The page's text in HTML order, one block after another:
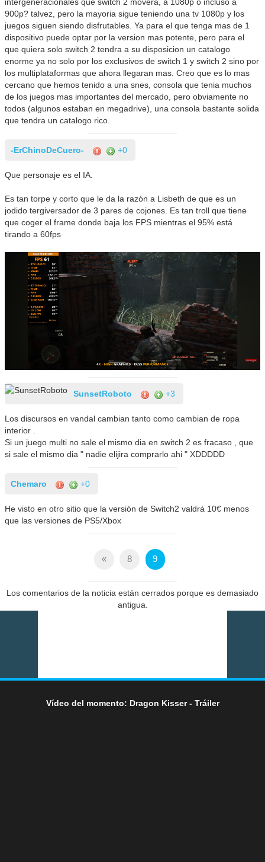
intergeneracionales que switch 2 movera, a 1080p o incluso a
900p? talvez, pero la mayoria sigue teniendo una tv 1080p y los
juegos siguen siendo disfrutables. Ya para el que tenga mas de 1
dispositivo puede optar por la version mas potente, pero para el
que quiera solo switch 2 tendra a su disposicion un catalogo
enorme ya no solo por los exclusivos de switch 1 y switch 2 sino por
los multiplataformas que ahora llegaran mas. Creo que es lo mas
cercano que hemos tenido a una snes, consola que tenia muchos
de los juegos mas importantes del mercado, pero obviamente no
todos (algunos estaban en megadrive), una consola bastante solida
que tendra un catalogo rico.
-ErChinoDeCuero- +0
Que personaje es el IA.
Es tan torpe y corto que le da la razón a Lisbeth de que es un
jodido tergiversador de 3 pares de cojones. Es tan troll que tiene
que coger el frame donde baja los FPS mientras el 95% está
tirando a 60fps
SunsetRoboto +3
Los discursos en vandal cambian tanto como cambian de ropa
interior .
Si un juego multi no sale el mismo dia en switch 2 es fracaso , que
si sale el mismo dia " nadie elijira comprarlo ahi " XDDDDD
Chemaro +0
He visto en otro sitio que la versión de Switch2 valdrá 10€ menos
que las versiones de PS5/Xbox
« 8 9
Los comentarios de la noticia están cerrados porque es demasiado
antigua.
Vídeo del momento: Dragon Kisser - Tráiler